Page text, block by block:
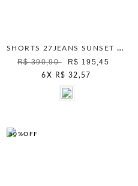
SHORTS 27JEANS SUNSET RADIANCE UNICA
R$ 390,90
R$ 195,45
6 X R$ 32,57
50%OFF